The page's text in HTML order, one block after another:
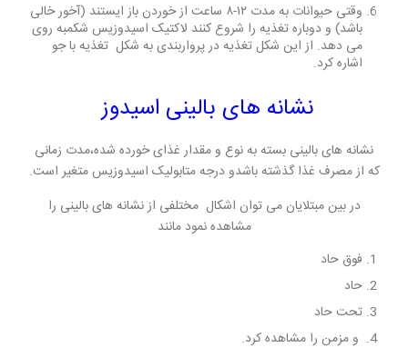
وقتی حیوانات به مدت ۱۲-۸ ساعت از خوردن باز ایستند (آخور خالی
باشد) و دوباره تغذیه را شروع کنند لاکتیک اسیدوزیس شکمبه روی
می دهد. از این شکل تغذیه در پرواربندی به شکل تغذیه با جو
اشاره کرد.
نشانه های بالینی اسیدوز
نشانه های بالینی بسته بهنوع و مقدار غذای خورده شده،مدت زمانی
که از مصرف غذا گذشته باشدو درجه متابولیک اسیدوزیس متغیر است.
در بین مبتلایان می توان اشکال مختلفی از نشانه های بالینی را
مشاهده نمود مانند
فوق حاد
حاد
تحت حاد
و مزمن را مشاهده کرد.